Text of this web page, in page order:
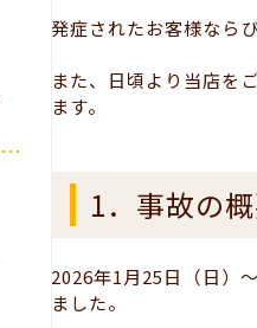
発症されたお客様なら
また、日頃より当店を
ます。
1．事故の
2026年1月25日（日）
ました。